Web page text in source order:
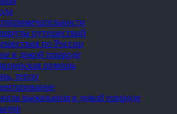
путешествий
по России
в дикой природе
помощь
тепло
выживания в дикой природе